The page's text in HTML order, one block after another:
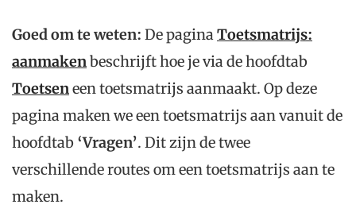
Goed om te weten: De paginaToetsmatrijs:
aanmakenbeschrijft hoe je via de hoofdtab
Toetseneen toetsmatrijs aanmaakt. Op deze
pagina maken we een toetsmatrijs aan vanuit de
hoofdtab ‘Vragen’. Dit zijn de twee
verschillende routes om een toetsmatrijs aan te
maken.